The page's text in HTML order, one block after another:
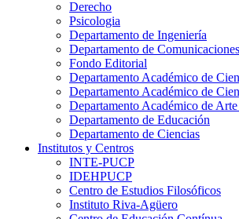
Derecho
Psicologia
Departamento de Ingeniería
Departamento de Comunicaciones
Fondo Editorial
Departamento Académico de
Departamento Académico de
Departamento Académico de
Departamento de Educación
Departamento de Ciencias
Institutos y Centros
INTE-PUCP
IDEHPUCP
Centro de Estudios Filosóficos
Instituto Riva-Agüero